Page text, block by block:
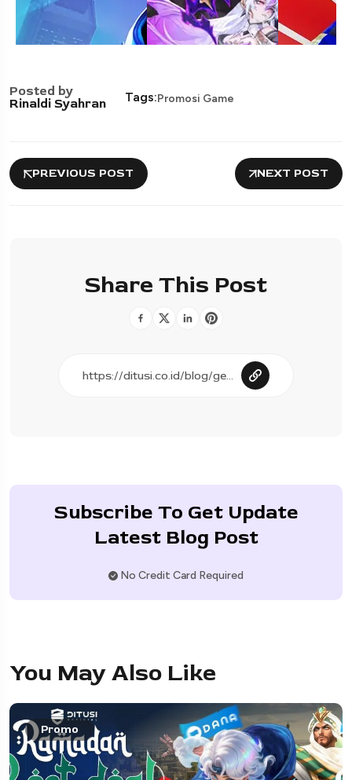
Posted by
Rinaldi Syahran
Tags:Promosi Game
PREVIOUS POST NEXT POST
Share This Post
Subscribe To Get Update
Latest Blog Post
No Credit Card Required
You May Also Like
Promo